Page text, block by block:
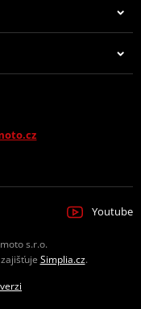
Youtube
s.r.o.
Simplia.cz.